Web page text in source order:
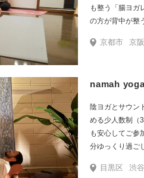
も整う「腸ヨガ
の方が背中が整
で、身体の歪み
け、簡単なポー
常生活の中でも
す(^^) リアル
も受け付けてい
ート腸ヨガも海
併設のサロンで
京都市 京
namah
陰ヨガとサウン
める少人数制（
も安心してご参
分ゆっくり過ご
いリラックスへ
目黒区 渋谷